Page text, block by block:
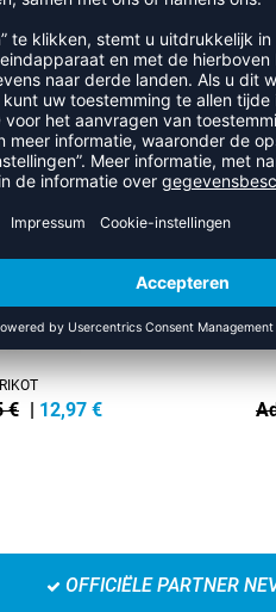
CATEGORIE
€ | 12,97 €
NEW
-35%
OFFICIËLE PARTNER